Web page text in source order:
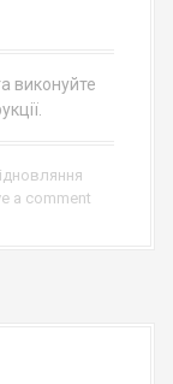
виконуйте
a comment